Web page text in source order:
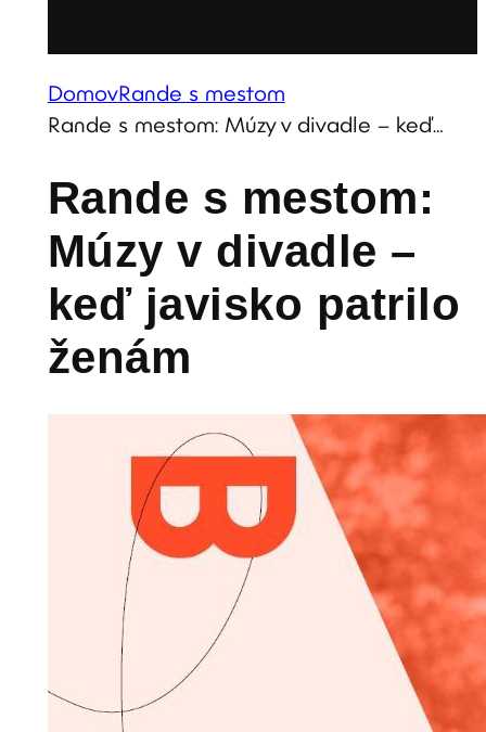
DomovRande s mestom
Rande s mestom: Múzy v divadle – keď…
Rande s mestom:
Múzy v divadle –
keď javisko patrilo
ženám